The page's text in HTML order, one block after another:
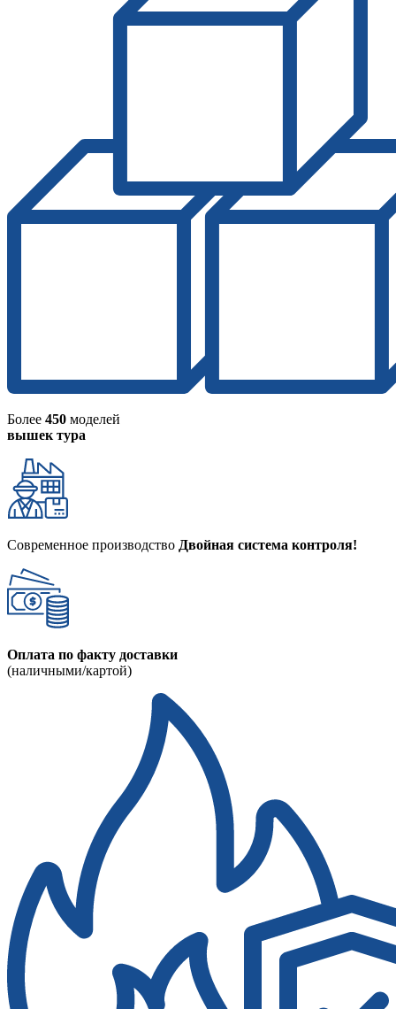
Более 450 моделей
вышек тура
Современное производство Двойная система контроля!
Оплата по факту доставки
(наличными/картой)